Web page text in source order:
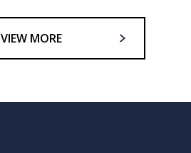
VIEW MORE